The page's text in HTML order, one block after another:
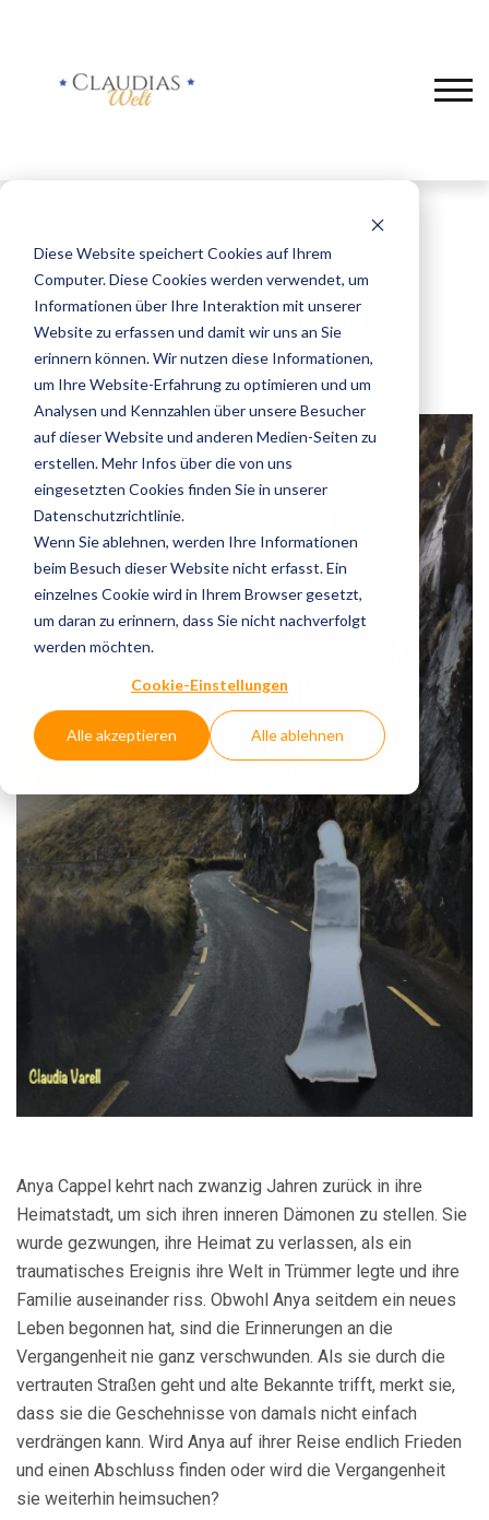
Diese Website speichert Cookies auf Ihrem
Computer. Diese Cookies werden verwendet, um
Informationen über Ihre Interaktion mit unserer
Website zu erfassen und damit wir uns an Sie
erinnern können. Wir nutzen diese Informationen,
um Ihre Website-Erfahrung zu optimieren und um
Analysen und Kennzahlen über unsere Besucher
auf dieser Website und anderen Medien-Seiten zu
erstellen. Mehr Infos über die von uns
eingesetzten Cookies finden Sie in unserer
Datenschutzrichtlinie.
Wenn Sie ablehnen, werden Ihre Informationen
beim Besuch dieser Website nicht erfasst. Ein
einzelnes Cookie wird in Ihrem Browser gesetzt,
um daran zu erinnern, dass Sie nicht nachverfolgt
werden möchten.
Cookie-Einstellungen
Alle akzeptieren Alle ablehnen
Reise in die
Vergangenheit
Anya Cappel kehrt nach zwanzig Jahren zurück in ihre
Heimatstadt, um sich ihren inneren Dämonen zu stellen. Sie
wurde gezwungen, ihre Heimat zu verlassen, als ein
traumatisches Ereignis ihre Welt in Trümmer legte und ihre
Familie auseinander riss. Obwohl Anya seitdem ein neues
Leben begonnen hat, sind die Erinnerungen an die
Vergangenheit nie ganz verschwunden. Als sie durch die
vertrauten Straßen geht und alte Bekannte trifft, merkt sie,
dass sie die Geschehnisse von damals nicht einfach
verdrängen kann. Wird Anya auf ihrer Reise endlich Frieden
und einen Abschluss finden oder wird die Vergangenheit
sie weiterhin heimsuchen?